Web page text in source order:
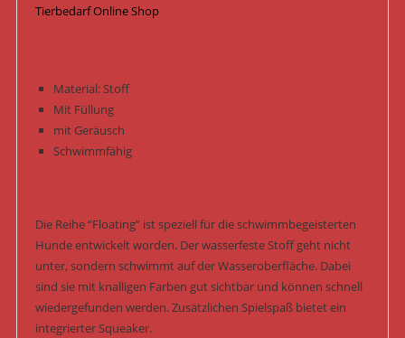
Tierbedarf Online Shop
Material: Stoff
Mit Füllung
mit Geräusch
Schwimmfähig
Die Reihe “Floating” ist speziell für die schwimmbegeisterten
Hunde entwickelt worden. Der wasserfeste Stoff geht nicht
unter, sondern schwimmt auf der Wasseroberfläche. Dabei
sind sie mit knalligen Farben gut sichtbar und können schnell
wiedergefunden werden. Zusätzlichen Spielspaß bietet ein
integrierter Squeaker.